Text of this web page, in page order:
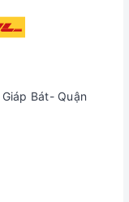
Bát- Quận